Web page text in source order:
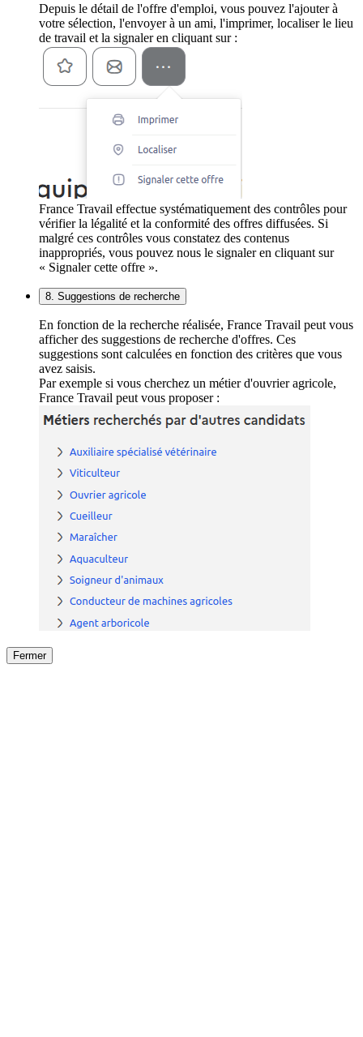
Depuis le détail de l'offre d'emploi, vous pouvez l'ajouter à
votre sélection, l'envoyer à un ami, l'imprimer, localiser le lieu
de travail et la signaler en cliquant sur :
France Travail effectue systématiquement des contrôles pour
vérifier la légalité et la conformité des offres diffusées. Si
malgré ces contrôles vous constatez des contenus
inappropriés, vous pouvez nous le signaler en cliquant sur
« Signaler cette offre ».
8. Suggestions de recherche
En fonction de la recherche réalisée, France Travail peut vous
afficher des suggestions de recherche d'offres. Ces
suggestions sont calculées en fonction des critères que vous
avez saisis.
Par exemple si vous cherchez un métier d'ouvrier agricole,
France Travail peut vous proposer :
Fermer